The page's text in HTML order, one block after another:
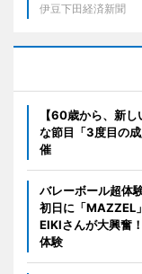
伊豆下田経済新聞
【60歳から、新
な節目「3度目の
催
バレーボール超体
初日に「MAZZEL
EIKIさんが大興奮
体験